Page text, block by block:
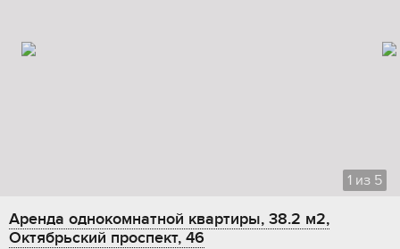
1 из 5
Аренда однокомнатной квартиры, 38.2 м2,
Октябрьский проспект, 46